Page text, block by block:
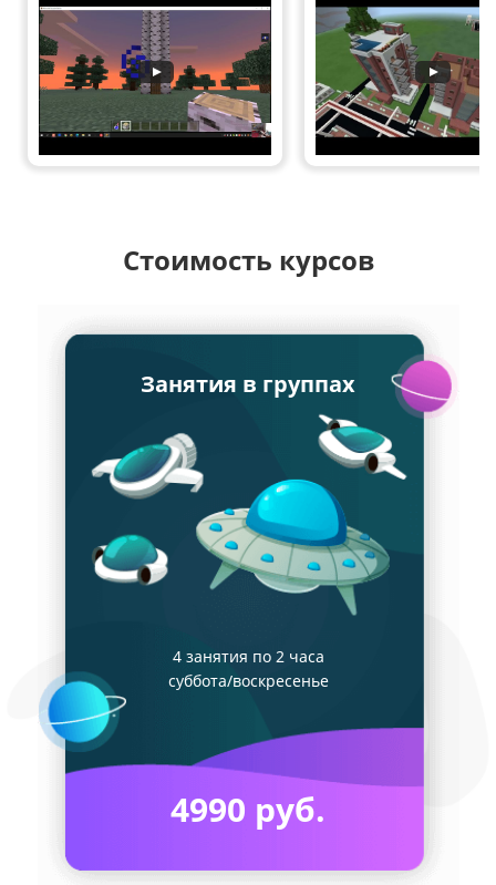
Стоимость курсов
Занятия в группах
4 занятия по 2 часа
суббота/воскресенье
4990 руб.